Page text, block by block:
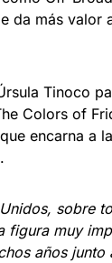
da más valor
Tinoco
Colors of
encarna a
sobre
figura muy
años junto